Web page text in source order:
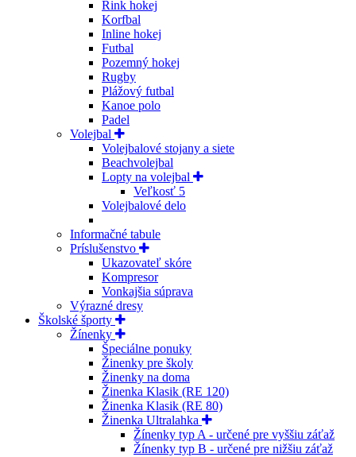
Rink hokej
Korfbal
Inline hokej
Futbal
Pozemný hokej
Rugby
Plážový futbal
Kanoe polo
Padel
Volejbal
Volejbalové stojany a siete
Beachvolejbal
Lopty na volejbal
Veľkosť 5
Volejbalové delo
Informačné tabule
Príslušenstvo
Ukazovateľ skóre
Kompresor
Vonkajšia súprava
Výrazné dresy
Školské športy
Žínenky
Špeciálne ponuky
Žinenky pre školy
Žinenky na doma
Žinenka Klasik (RE 120)
Žinenka Klasik (RE 80)
Žinenka Ultralahka
Žínenky typ A - určené pre vyššiu záťaž
Žínenky typ B - určené pre nižšiu záťaž